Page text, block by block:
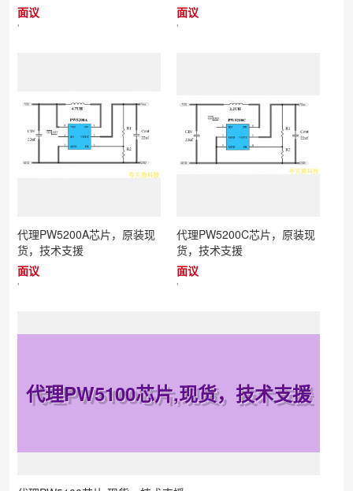
面议
'
面议
'
代理PW5200A芯片，原装现
货，技术支援
面议
'
代理PW5200C芯片，原装现
货，技术支援
面议
'
代理PW5100芯片,现货，技术支援